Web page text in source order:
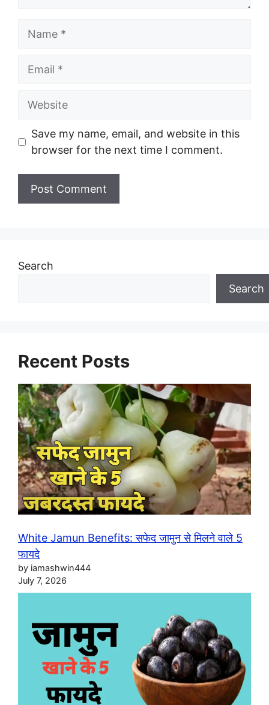
Website
Save my name, email, and website in this
browser for the next time I comment.
Search
Search
Recent Posts
White Jamun Benefits: सफेद जामुन से मिलने वाले 5
फायदे
by iamashwin444
July 7, 2026